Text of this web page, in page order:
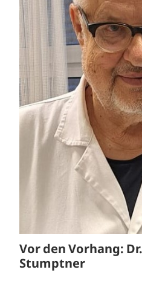
Vor den Vorhang:
Stumptner